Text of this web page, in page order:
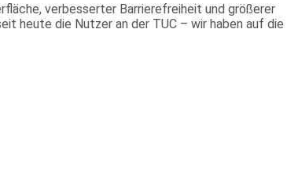
verbesserter Barrierefreiheit und größerer
heute die Nutzer an der TUC – wir haben auf die